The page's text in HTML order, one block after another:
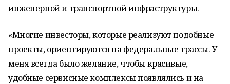
инженерной и транспортной инфраструктуры.
«Многие инвесторы, которые реализуют подобные
проекты, ориентируются на федеральные трассы. У
меня всегда было желание, чтобы красивые,
удобные сервисные комплексы появлялись и на